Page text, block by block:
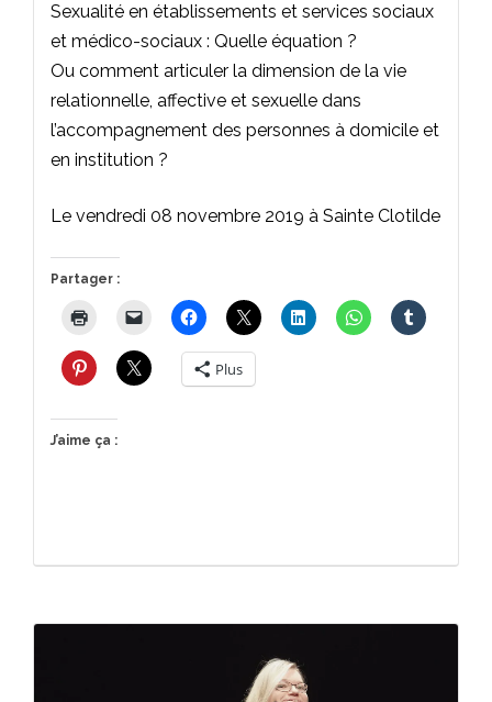
Sexualité en établissements et services sociaux
et médico-sociaux : Quelle équation ?
Ou comment articuler la dimension de la vie
relationnelle, affective et sexuelle dans
l’accompagnement des personnes à domicile et
en institution ?
Le vendredi 08 novembre 2019 à Sainte Clotilde
Partager :
Plus
J’aime ça :